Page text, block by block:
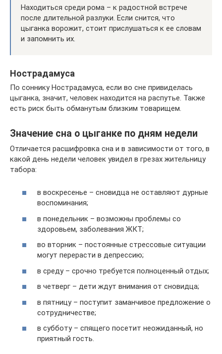
Находиться среди рома – к радостной встрече
после длительной разлуки. Если снится, что
цыганка ворожит, стоит прислушаться к ее словам
и запомнить их.
Нострадамуса
По соннику Нострадамуса, если во сне привиделась
цыганка, значит, человек находится на распутье. Также
есть риск быть обманутым близким товарищем.
Значение сна о цыганке по дням недели
Отличается расшифровка сна и в зависимости от того, в
какой день недели человек увидел в грезах жительницу
табора:
в воскресенье – сновидца не оставляют дурные
воспоминания;
в понедельник – возможны проблемы со
здоровьем, заболевания ЖКТ;
во вторник – постоянные стрессовые ситуации
могут перерасти в депрессию;
в среду – срочно требуется полноценный отдых;
в четверг – дети ждут внимания от сновидца;
в пятницу – поступит заманчивое предложение о
сотрудничестве;
в субботу – спящего посетит неожиданный, но
приятный гость.